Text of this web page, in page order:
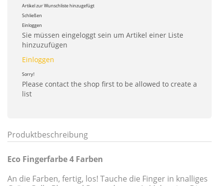
Artikel zur Wunschliste hinzugefügt
Schließen
Einloggen
Sie müssen eingeloggt sein um Artikel einer Liste
hinzuzufügen
Einloggen
Sorry!
Please contact the shop first to be allowed to create a
list
Produktbeschreibung
Eco Fingerfarbe 4 Farben
An die Farben, fertig, los! Tauche die Finger in knalliges